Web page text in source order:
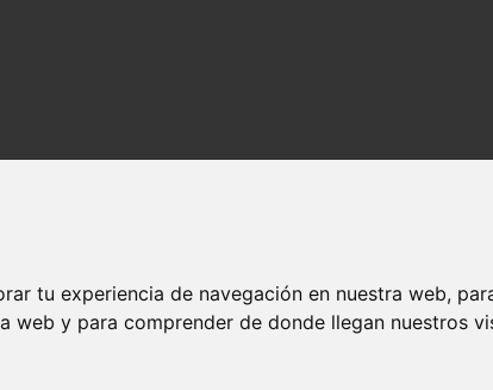
tu experiencia de navegación en nuestra web,
web y para comprender de donde llegan nuestros